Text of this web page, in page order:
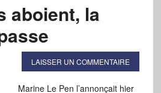
aboient, la
LAISSER UN COMMENTAIRE
Marine Le Pen l’annonçait hier